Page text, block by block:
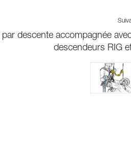
descente accompagnée
descendeurs RIG